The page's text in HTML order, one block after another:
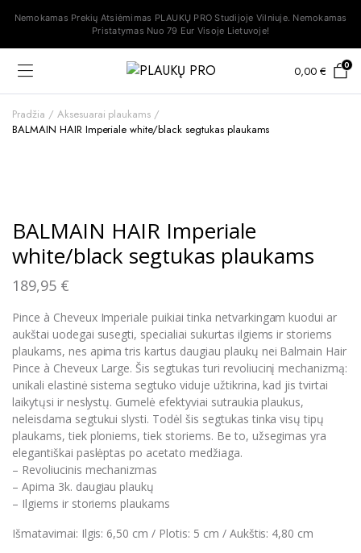
Nemokamas Prekių Atsiėmimas PLAUKŲ PRO Studijoje Vilniuje. Nemokamas
Pristatymas Nuo 79 Eur Visoje Lietuvoje!
0,00 € 0
Pradžia
Aksesuarai plaukams
BALMAIN HAIR Imperiale white/black segtukas plaukams
BALMAIN HAIR Imperiale
white/black segtukas plaukams
189,95 €
Pince à Cheveux Imperiale puikiai tinka netvarkingam kuodui ar
aukštai uodegai susegti, specialiai sukurtas ilgiems ir storiems
plaukams, nes apima tris kartus daugiau plaukų nei Balmain Hair
Pince à Cheveux Large. Šis segtukas turi revoliucinį mechanizmą:
unikali elastinė sistema segtuko viduje užtikrina, kad jis tvirtai
laikytųsi ir neslystų. Gumelė efektyviai sutraukia plaukus,
neleisdama segtukui slysti. Todėl šis segtukas tinka visų tipų
plaukams, tiek ploniems, tiek storiems. Be to, užsegimas yra
elegantiškai paslėptas po acetato medžiaga.
– Revoliucinis mechanizmas
– Apima 3k. daugiau plaukų
– Ilgiems ir storiems plaukams
Išmatavimai: Ilgis: 6,50 cm / Plotis: 5 cm / Aukštis: 4,80 cm